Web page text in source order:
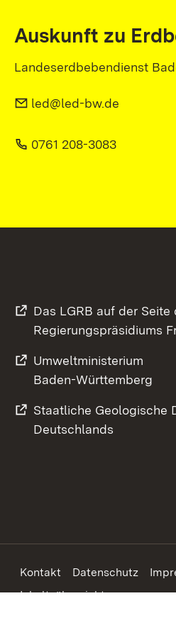
Auskunft zu
Landeserdbebendienst
led@led-bw.de
0761 208-3083
Das LGRB auf der Seite
Regierungspräsidiums
Umweltministerium
Baden-Württemberg
Staatliche Geologische
Deutschlands
Footer
Kontakt Datenschutz
Inhaltsübersicht